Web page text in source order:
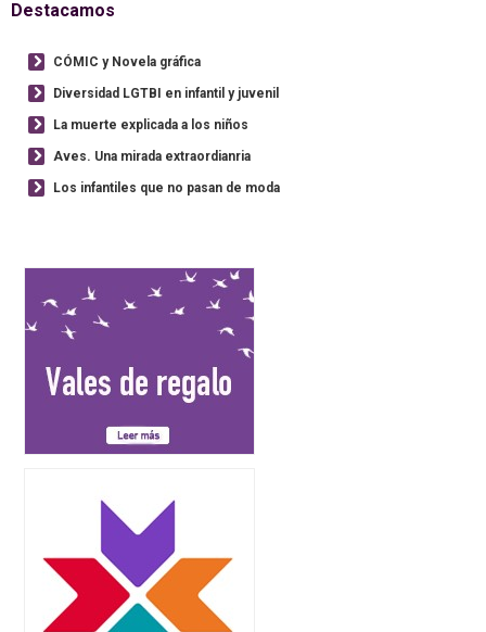
Destacamos
CÓMIC y Novela gráfica
Diversidad LGTBI en infantil y juvenil
La muerte explicada a los niños
Aves. Una mirada extraordianria
Los infantiles que no pasan de moda